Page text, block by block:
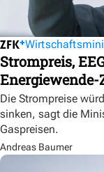
Strompreis,
Die Strompreise
sinken, sagt die
Gaspreisen.
Andreas Baumer